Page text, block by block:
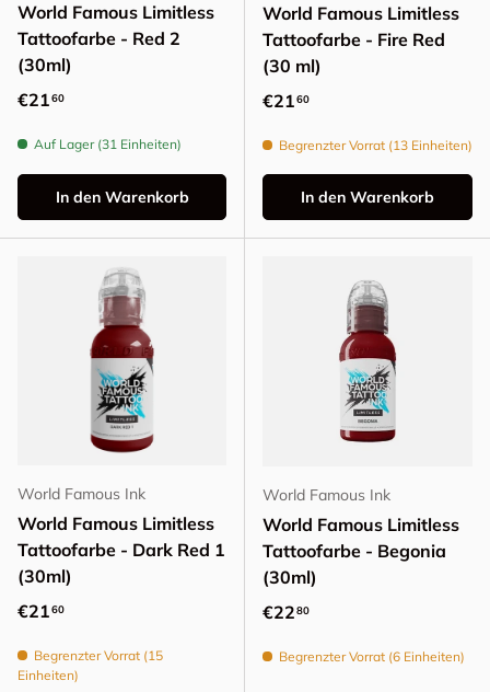
World Famous Limitless
Tattoofarbe - Red 2
(30ml)
Normaler Preis
€2160
Auf Lager (31 Einheiten)
In den Warenkorb
World Famous Limitless
Tattoofarbe - Fire Red
(30 ml)
Normaler Preis
€2160
Begrenzter Vorrat (13 Einheiten)
In den Warenkorb
World Famous Ink
World Famous Limitless
Tattoofarbe - Dark Red 1
(30ml)
Normaler Preis
€2160
Begrenzter Vorrat (15
Einheiten)
World Famous Ink
World Famous Limitless
Tattoofarbe - Begonia
(30ml)
Normaler Preis
€2280
Begrenzter Vorrat (6 Einheiten)